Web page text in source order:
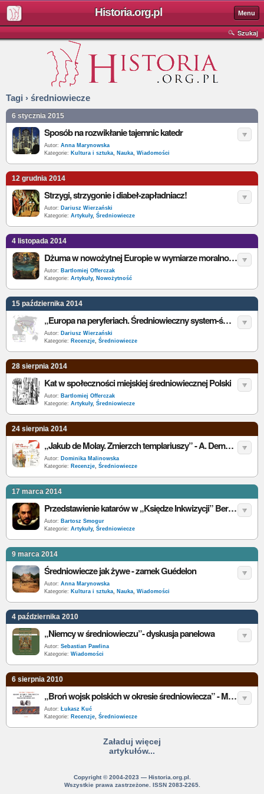
Historia.org.pl Menu
Szukaj
Tagi › średniowiecze
6 stycznia 2015
Sposób na rozwikłanie tajemnic katedr
Autor: Anna Marynowska
Kategorie: Kultura i sztuka, Nauka, Wiadomości
12 grudnia 2014
Strzygi, strzygonie i diabeł-zapładniacz!
Autor: Dariusz Wierzański
Kategorie: Artykuły, Średniowiecze
4 listopada 2014
Dżuma w nowożytnej Europie w wymiarze moralno-społecznym oraz w motywach malarskich
Autor: Bartlomiej Offerczak
Kategorie: Artykuły, Nowożytność
15 października 2014
„Europa na peryferiach. Średniowieczny system-świat w latach 1250–1350” - J.L. Abu-Lughod - recenzja
Autor: Dariusz Wierzański
Kategorie: Recenzje, Średniowiecze
28 sierpnia 2014
Kat w społeczności miejskiej średniowiecznej Polski
Autor: Bartlomiej Offerczak
Kategorie: Artykuły, Średniowiecze
24 sierpnia 2014
„Jakub de Molay. Zmierzch templariuszy” - A. Demurger - recenzja
Autor: Dominika Malinowska
Kategorie: Recenzje, Średniowiecze
17 marca 2014
Przedstawienie katarów w „Księdze Inkwizycji” Bernarda Gui
Autor: Bartosz Smogur
Kategorie: Artykuły, Średniowiecze
9 marca 2014
Średniowiecze jak żywe - zamek Guédelon
Autor: Anna Marynowska
Kategorie: Kultura i sztuka, Nauka, Wiadomości
4 października 2010
„Niemcy w średniowieczu”- dyskusja panelowa
Autor: Sebastian Pawlina
Kategorie: Wiadomości
6 sierpnia 2010
„Broń wojsk polskich w okresie średniowiecza” - M. Bogacki - recenzja
Autor: Łukasz Kuć
Kategorie: Recenzje, Średniowiecze
Załaduj więcej
artykułów...
Copyright © 2004-2023 — Historia.org.pl.
Wszystkie prawa zastrzeżone. ISSN 2083-2265.